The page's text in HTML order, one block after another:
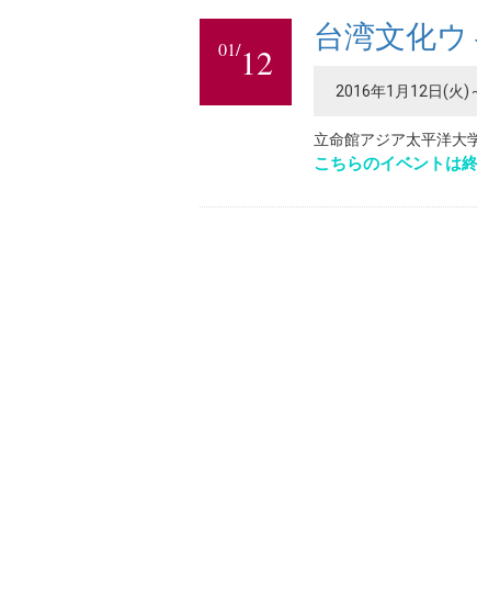
01/12
台湾文化ウ
2016年1月12日(火)
立命館アジア太平洋大
こちらのイベントは